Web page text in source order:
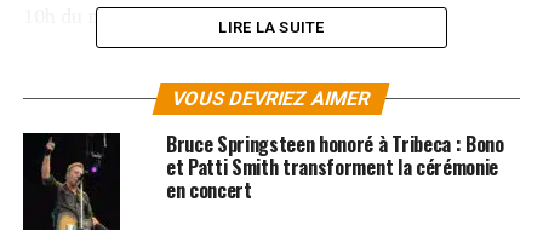
10h du matin.
Springsteen et son Band se produiront également au
Park & Suites Arena de Montpellier le 19 juin 2012. La
dernière fois que les fans français ont eu la chance de
voir le Boss en concert, c’était en juillet 2009, aux
Vieilles Charrues de Carhaix.
LIRE LA SUITE
VOUS DEVRIEZ AIMER
Bruce Springsteen honoré à Tribeca : Bono
et Patti Smith transforment la cérémonie
en concert